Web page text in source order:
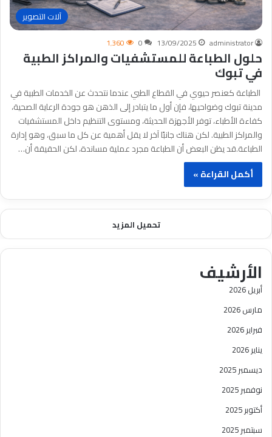
آلات التصوير
administrator
13/09/2025
0 1٬360
حلول الطباعة للمستشفيات والمراكز الطبية
في تبوك
الطباعة كعنصر حيوي في القطاع الطبي عندما نتحدث عن الخدمات الطبية في
مدينة تبوك وضواحيها، فإن أول ما يتبادر إلى الذهن هو جودة الرعاية الصحية،
كفاءة الأطباء، توفر الأجهزة الحديثة، ومستوى التنظيم داخل المستشفيات
والمراكز الطبية. لكن هناك جانبًا آخر لا يقل أهمية عن كل ما سبق، وهو إدارة
الطباعة.قد يظن البعض أن الطباعة مجرد عملية مساندة، لكن الحقيقة أن…
أكمل القراءة »
تحميل المزيد
الأرشيف
أبريل 2026
مارس 2026
فبراير 2026
يناير 2026
ديسمبر 2025
نوفمبر 2025
أكتوبر 2025
سبتمبر 2025